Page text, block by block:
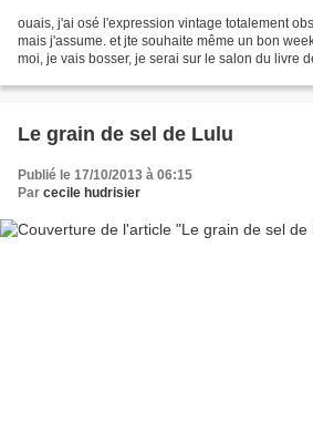
ouais, j'ai osé l'expression vintage totalement
mais j'assume. et jte souhaite même un bon
moi, je vais bosser, je serai sur le salon du livre
Le grain de sel de Lulu
Publié le 17/10/2013 à 06:15
Par cecile hudrisier